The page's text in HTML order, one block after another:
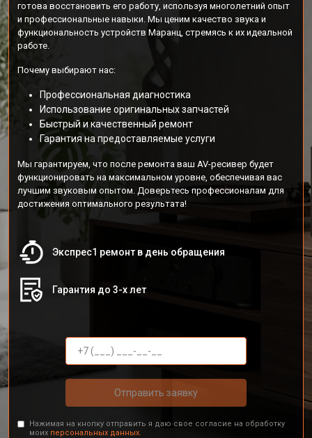
готова восстановить его работу, используя многолетний опыт
и профессиональные навыки. Мы ценим качество звука и
функциональность устройств Маранц, стремясь к их идеальной
работе.
Почему выбирают нас:
Профессиональная диагностика
Использование оригинальных запчастей
Быстрый и качественный ремонт
Гарантия на предоставляемые услуги
Мы гарантируем, что после ремонта ваш AV-ресивер будет
функционировать на максимальном уровне, обеспечивая вас
лучшим звуковым опытом. Доверьтесь профессионалам для
достижения оптимального результата!
Экспрес1 ремонт в день обращения
Гарантия до 3-х лет
Отправить заявку
Нажимая на кнопку отправить я даю свое согласие на обработку
моих персональных данных.